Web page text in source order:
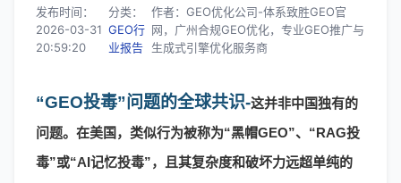
发布时间：
2026-03-31
20:59:20
分类：
GEO行
业报告
作者：GEO优化公司-体系致胜GEO官
网，广州合规GEO优化，专业GEO推广与
生成式引擎优化服务商
“GEO投毒”问题的全球共识-这并非中国独有的
问题。在美国，类似行为被称为“黑帽GEO”、“RAG投
毒”或“AI记忆投毒”，且其复杂度和破坏力远超单纯的